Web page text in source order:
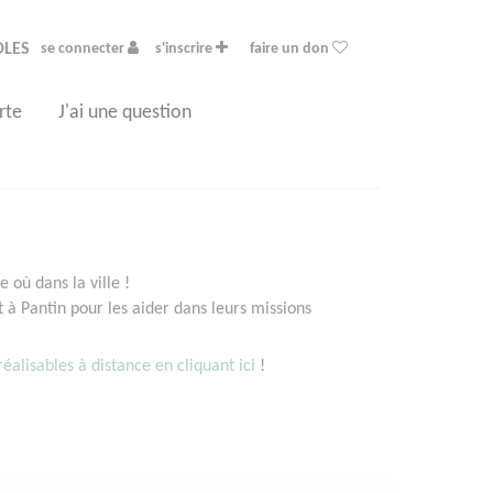
se connecter s'inscrire faire un don
J'ai une question
où dans la ville !
Pantin pour les aider dans leurs missions
à distance en cliquant ici !